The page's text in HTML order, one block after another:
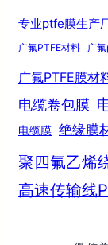
专业ptfe膜生产
广氟PTFE材料 广
广氟PTFE膜材
电缆卷包膜
电缆膜 绝缘膜
聚四氟乙烯
高速传输线